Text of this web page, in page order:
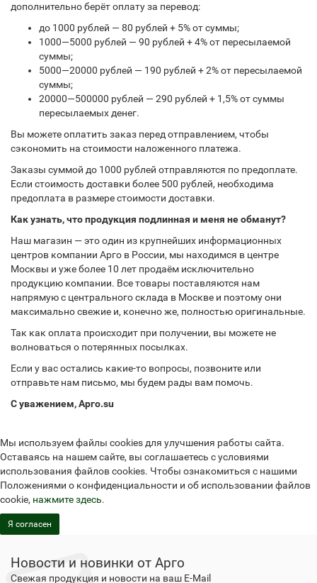
дополнительно берёт оплату за перевод:
до 1000 рублей — 80 рублей + 5% от суммы;
1000—5000 рублей — 90 рублей + 4% от пересылаемой
суммы;
5000—20000 рублей — 190 рублей + 2% от пересылаемой
суммы;
20000—500000 рублей — 290 рублей + 1,5% от суммы
пересылаемых денег.
Вы можете оплатить заказ перед отправлением, чтобы
сэкономить на стоимости наложенного платежа.
Заказы суммой до 1000 рублей отправляются по предоплате.
Если стоимость доставки более 500 рублей, необходима
предоплата в размере стоимости доставки.
Как узнать, что продукция подлинная и меня не обманут?
Наш магазин — это один из крупнейших информационных
центров компании Арго в России, мы находимся в центре
Москвы и уже более 10 лет продаём исключительно
продукцию компании. Все товары поставляются нам
напрямую с центрального склада в Москве и поэтому они
максимально свежие и, конечно же, полностью оригинальные.
Так как оплата происходит при получении, вы можете не
волноваться о потерянных посылках.
Если у вас остались какие-то вопросы, позвоните или
отправьте нам письмо, мы будем рады вам помочь.
С уважением, Арго.su
Мы используем файлы cookies для улучшения работы сайта.
Оставаясь на нашем сайте, вы соглашаетесь с условиями
использования файлов cookies. Чтобы ознакомиться с нашими
Положениями о конфиденциальности и об использовании файлов
cookie, нажмите здесь.
Я согласен
Новости и новинки от Арго
Свежая продукция и новости на ваш E-Mail